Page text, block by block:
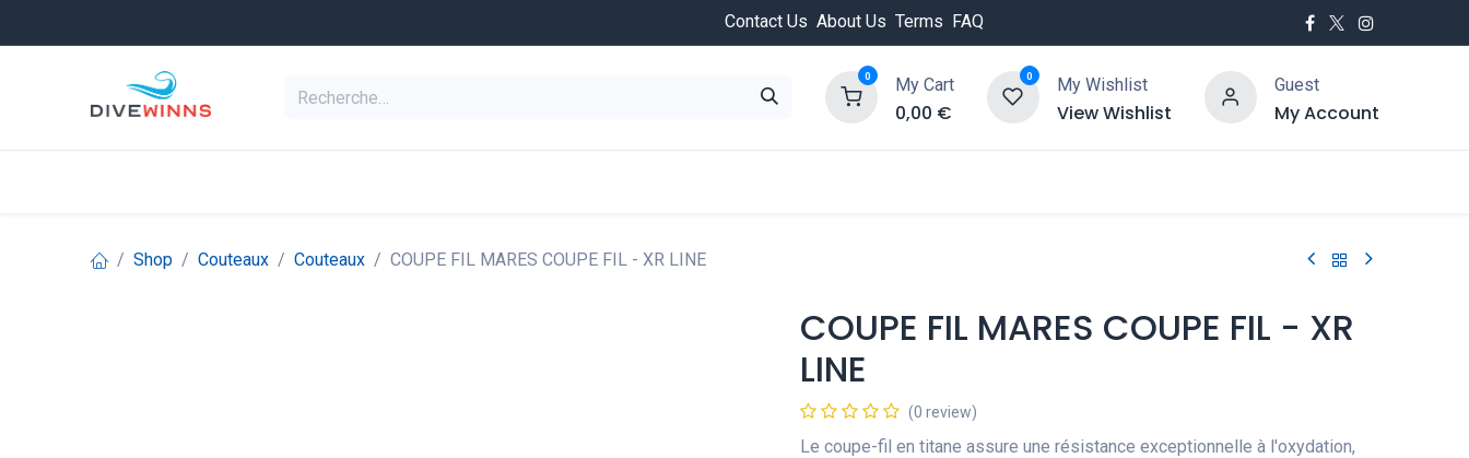
Contact Us About Us Terms FAQ
0 My Cart
0,00 €
0 My Wishlist
View Wishlist
Guest
My Account
HOT
Shop Couteaux Couteaux COUPE FIL MARES COUPE FIL - XR LINE
COUPE FIL MARES COUPE FIL - XR
LINE
(0 review)
Le coupe-fil en titane assure une résistance exceptionnelle à l'oxydation,